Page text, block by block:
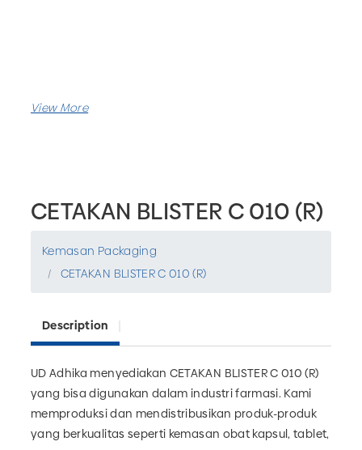
CETAKAN BLISTER C 010 (R)
Kemasan Packaging
CETAKAN BLISTER C 010 (R)
Description
UD Adhika menyediakan CETAKAN BLISTER C 010 (R)
yang bisa digunakan dalam industri farmasi. Kami
memproduksi dan mendistribusikan produk-produk
yang berkualitas seperti kemasan obat kapsul, tablet,